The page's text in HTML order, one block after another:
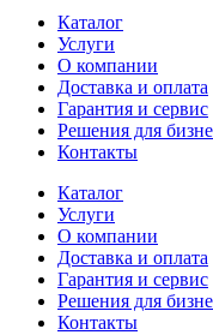
Каталог
Услуги
О компании
Доставка и оплата
Гарантия и сервис
Решения для
Контакты
Каталог
Услуги
О компании
Доставка и оплата
Гарантия и сервис
Решения для
Контакты